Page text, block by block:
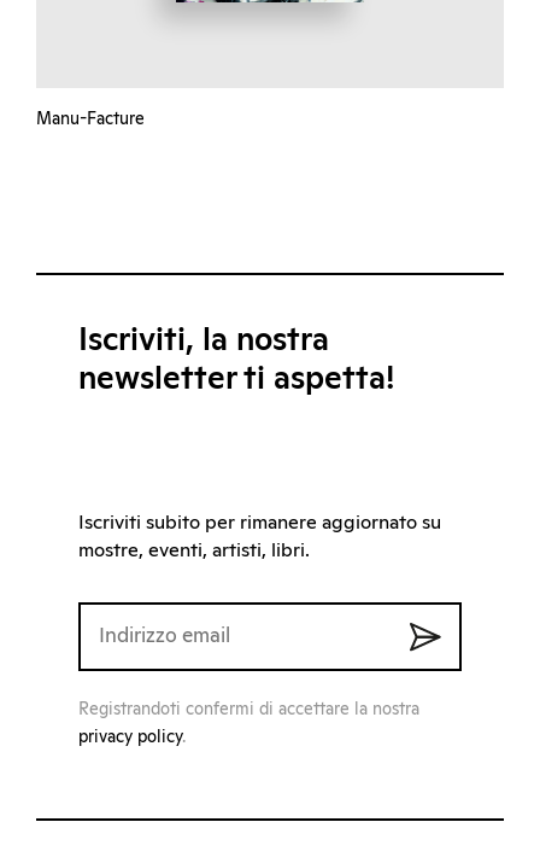
Manu-Facture
Iscriviti, la nostra
newsletter ti aspetta!
Iscriviti subito per rimanere aggiornato su
mostre, eventi, artisti, libri.
Registrandoti confermi di accettare la nostra
privacy policy.